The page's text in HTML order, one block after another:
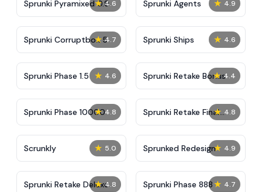
★ 4.6
Sprunki Pyramixed 0.9 ★ 4.9
Sprunki Agents
★ 4.7
Sprunki Corruptbox 5 ★ 4.6
Sprunki Ships
★ 4.6
Sprunki Phase 1.5 ★ 4.4
Sprunki Retake Bonus
★ 4.8
Sprunki Phase 10000 ★ 4.8
Sprunki Retake Final
Update
★ 5.0
Scrunkly ★ 4.9
Sprunked Redesign
★ 4.8
Sprunki Retake Deluxe ★ 4.7
Sprunki Phase 888